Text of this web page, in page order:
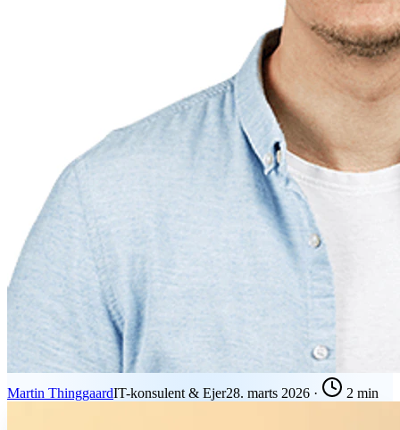
Martin ThinggaardIT-konsulent & Ejer28. marts 2026 · 2 min